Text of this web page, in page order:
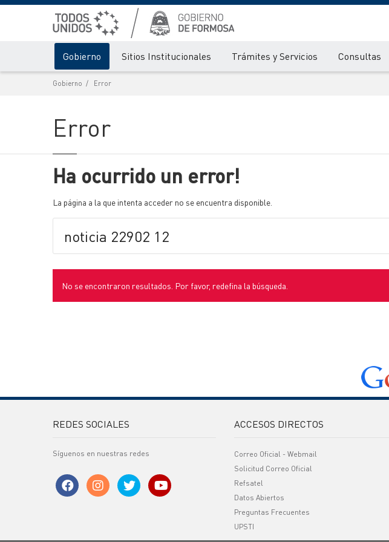
Gobierno Sitios Institucionales Trámites y Servicios Consultas
Gobierno Error
Error
Ha ocurrido un error!
La página a la que intenta acceder no se encuentra disponible.
No se encontraron resultados. Por favor, redefina la búsqueda.
REDES SOCIALES
Síguenos en nuestras redes
ACCESOS DIRECTOS
Correo Oficial - Webmail
Solicitud Correo Oficial
Refsatel
Datos Abiertos
Preguntas Frecuentes
UPSTI